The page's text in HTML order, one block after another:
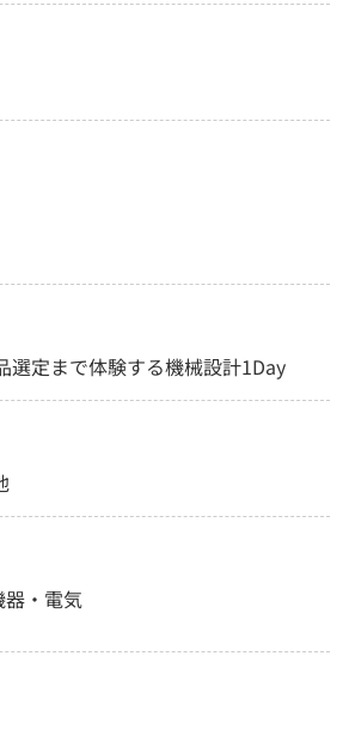
選定まで体験する機械設計1Day
器・電気